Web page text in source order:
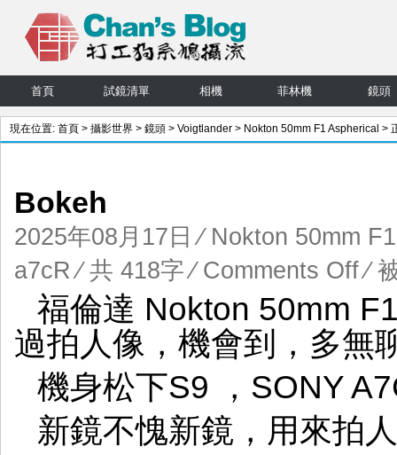
首頁 試鏡清單 相機 菲林機 鏡頭
現在位置: 首頁 > 攝影世界 > 鏡頭 > Voigtlander > Nokton 50mm F1 Aspherical >
Bokeh
2025年08月17日 ⁄ Nokton 50mm
a7cR⁄ 共 418字⁄ Comments Offon
福
倫
達
夜
神
50mm
f1.0
像
⁄
福倫達 Nokton 50mm
過拍人像，機會到，多無
機身松下S9 ，SONY
新鏡不愧新鏡，用來拍